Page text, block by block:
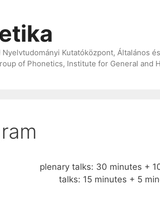
Nyelvtudományi Kutatóközpont, Általános
of Phonetics, Institute for General and
plenary talks: 30 minutes +
talks: 15 minutes + 5